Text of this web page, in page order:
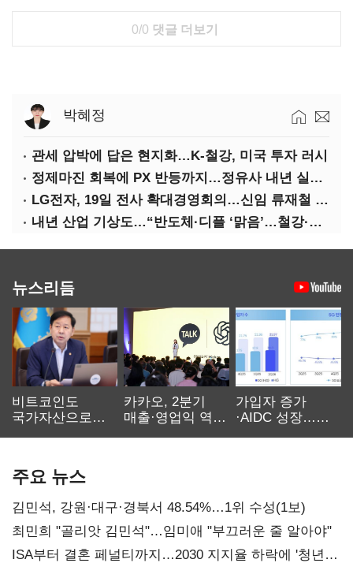
0/0 댓글 더보기
박혜정
관세 압박에 답은 현지화…K-철강, 미국 투자 러시
정제마진 회복에 PX 반등까지…정유사 내년 실적 기대
LG전자, 19일 전사 확대경영회의…신임 류재철 사장 주관
내년 산업 기상도…“반도체·디플 ‘맑음’…철강·석화 ‘흐림’”
뉴스리듬
비트코인도
국가자산으로…'
카카오, 2분기
매출·영업익 역대
가입자 증가
·AIDC 성장…
주요 뉴스
김민석, 강원·대구·경북서 48.54%…1위 수성(1보)
최민희 "골리앗 김민석"…임미애 "부끄러운 줄 알아야"
ISA부터 결혼 페널티까지…2030 지지율 하락에 '청년